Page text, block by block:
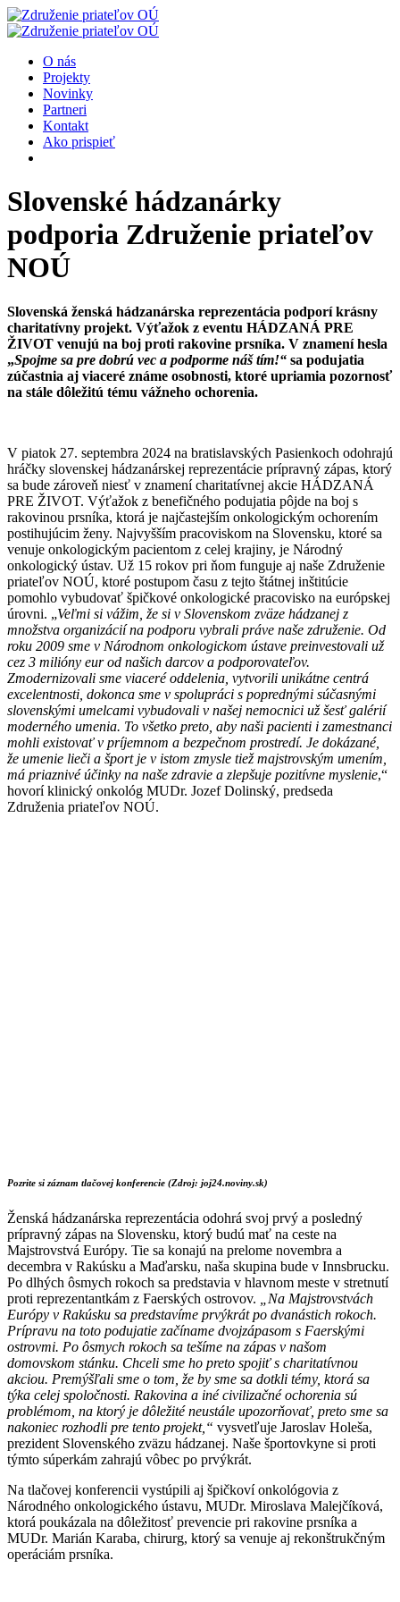
O nás
Projekty
Novinky
Partneri
Kontakt
Ako prispieť
Slovenské hádzanárky
podporia Združenie priateľov
NOÚ
Slovenská ženská hádzanárska reprezentácia podporí krásny
charitatívny projekt. Výťažok z eventu HÁDZANÁ PRE
ŽIVOT venujú na boj proti rakovine prsníka. V znamení hesla
„Spojme sa pre dobrú vec a podporme náš tím!“ sa podujatia
zúčastnia aj viaceré známe osobnosti, ktoré upriamia pozornosť
na stále dôležitú tému vážneho ochorenia.
V piatok 27. septembra 2024 na bratislavských Pasienkoch odohrajú
hráčky slovenskej hádzanárskej reprezentácie prípravný zápas, ktorý
sa bude zároveň niesť v znamení charitatívnej akcie HÁDZANÁ
PRE ŽIVOT. Výťažok z benefičného podujatia pôjde na boj s
rakovinou prsníka, ktorá je najčastejším onkologickým ochorením
postihujúcim ženy. Najvyšším pracoviskom na Slovensku, ktoré sa
venuje onkologickým pacientom z celej krajiny, je Národný
onkologický ústav. Už 15 rokov pri ňom funguje aj naše Združenie
priateľov NOÚ, ktoré postupom času z tejto štátnej inštitúcie
pomohlo vybudovať špičkové onkologické pracovisko na európskej
úrovni. „Veľmi si vážim, že si v Slovenskom zväze hádzanej z
množstva organizácií na podporu vybrali práve naše združenie. Od
roku 2009 sme v Národnom onkologickom ústave preinvestovali už
cez 3 milióny eur od našich darcov a podporovateľov.
Zmodernizovali sme viaceré oddelenia, vytvorili unikátne centrá
excelentnosti, dokonca sme v spolupráci s poprednými súčasnými
slovenskými umelcami vybudovali v našej nemocnici už šesť galérií
moderného umenia. To všetko preto, aby naši pacienti i zamestnanci
mohli existovať v príjemnom a bezpečnom prostredí. Je dokázané,
že umenie lieči a šport je v istom zmysle tiež majstrovským umením,
má priaznivé účinky na naše zdravie a zlepšuje pozitívne myslenie,“
hovorí klinický onkológ MUDr. Jozef Dolinský, predseda
Združenia priateľov NOÚ.
Pozrite si záznam tlačovej konferencie (Zdroj: joj24.noviny.sk)
Ženská hádzanárska reprezentácia odohrá svoj prvý a posledný
prípravný zápas na Slovensku, ktorý budú mať na ceste na
Majstrovstvá Európy. Tie sa konajú na prelome novembra a
decembra v Rakúsku a Maďarsku, naša skupina bude v Innsbrucku.
Po dlhých ôsmych rokoch sa predstavia v hlavnom meste v stretnutí
proti reprezentantkám z Faerských ostrovov. „Na Majstrovstvách
Európy v Rakúsku sa predstavíme prvýkrát po dvanástich rokoch.
Prípravu na toto podujatie začíname dvojzápasom s Faerskými
ostrovmi. Po ôsmych rokoch sa tešíme na zápas v našom
domovskom stánku. Chceli sme ho preto spojiť s charitatívnou
akciou. Premýšľali sme o tom, že by sme sa dotkli témy, ktorá sa
týka celej spoločnosti. Rakovina a iné civilizačné ochorenia sú
problémom, na ktorý je dôležité neustále upozorňovať, preto sme sa
nakoniec rozhodli pre tento projekt,“ vysvetľuje Jaroslav Holeša,
prezident Slovenského zväzu hádzanej. Naše športovkyne si proti
týmto súperkám zahrajú vôbec po prvýkrát.
Na tlačovej konferencii vystúpili aj špičkoví onkológovia z
Národného onkologického ústavu, MUDr. Miroslava Malejčíková,
ktorá poukázala na dôležitosť prevencie pri rakovine prsníka a
MUDr. Marián Karaba, chirurg, ktorý sa venuje aj rekonštrukčným
operáciám prsníka.